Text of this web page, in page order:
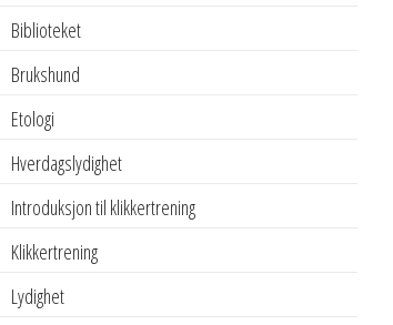
Biblioteket
Brukshund
Etologi
Hverdagslydighet
Introduksjon til klikkertrening
Klikkertrening
Lydighet